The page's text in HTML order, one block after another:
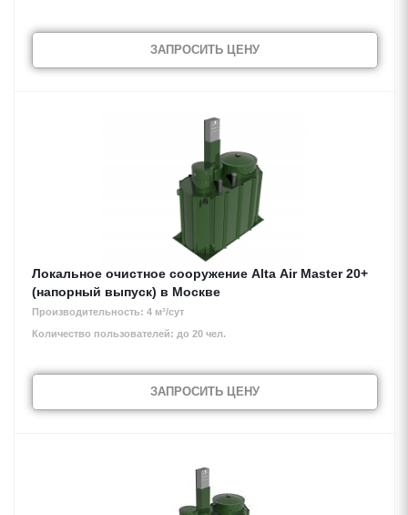
ЗАПРОСИТЬ ЦЕНУ
Локальное очистное сооружение Alta Air Master 20+
(напорный выпуск) в Москве
Производительность: 4 м³/сут
Количество пользователей: до 20 чел.
ЗАПРОСИТЬ ЦЕНУ